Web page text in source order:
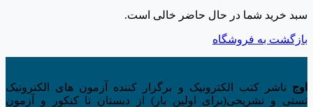
سبد خرید شما در حال حاضر خالی است.
بازگشت به فروشگاه
اوج ناشر کتب الکترونیک و برگزار کننده آزمون های الکترونیک
تستی و تشریحی(برای اولین بار) از دبستان تا کنکور و آزمون